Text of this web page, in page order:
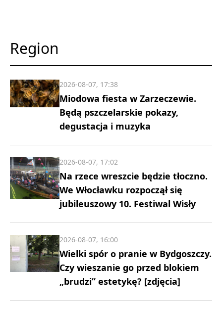
Region
Miodowa fiesta w Zarzeczewie.
Będą pszczelarskie pokazy,
degustacja i muzyka
2026-08-07, 17:38
Na rzece wreszcie będzie tłoczno.
We Włocławku rozpoczął się
jubileuszowy 10. Festiwal Wisły
2026-08-07, 17:02
Wielki spór o pranie w Bydgoszczy.
Czy wieszanie go przed blokiem
„brudzi” estetykę? [zdjęcia]
2026-08-07, 16:00